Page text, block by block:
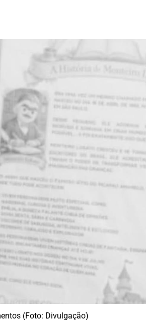
(Foto: Divulgação)